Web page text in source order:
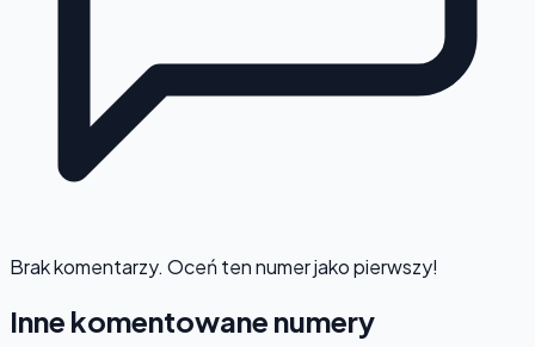
Brak komentarzy. Oceń ten numer jako pierwszy!
Inne komentowane numery